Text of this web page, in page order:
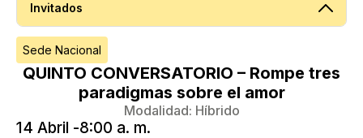
Invitados
Sede Nacional
QUINTO CONVERSATORIO – Rompe tres
paradigmas sobre el amor
Modalidad: Híbrido
14 Abril -8:00 a. m.